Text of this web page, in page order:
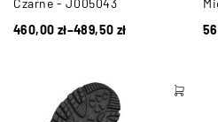
Czarne - J005043
460,00 zł–489,50 zł